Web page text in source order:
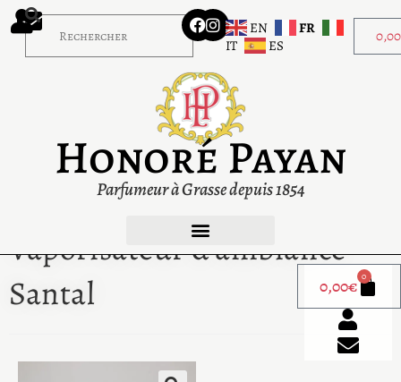
0,00
EN
FR
IT
ES
Honoré Payan
Parfumeur à Grasse depuis 1854
0,00€ 0
Vaporisateur d’ambiance
Santal